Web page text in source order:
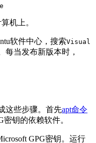
机上。
软件中心，搜索Visual
每当发布新版本时，
这些步骤。首先apt命令
钥的依赖软件。
GPG密钥。运行